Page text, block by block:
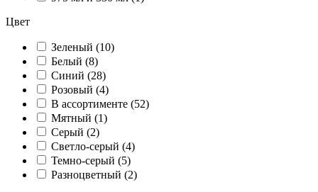
Цвет
Зеленый (10)
Белый (8)
Синий (28)
Розовый (4)
В ассортименте (52)
Мятный (1)
Серый (2)
Светло-серый (4)
Темно-серый (5)
Разноцветный (2)